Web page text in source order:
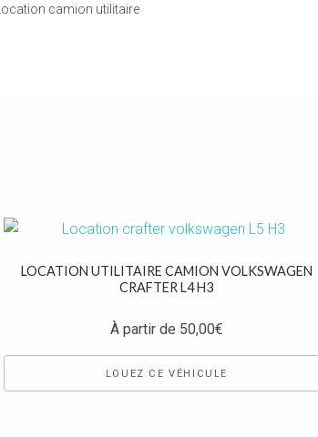
Location camion utilitaire
LOCATION UTILITAIRE CAMION VOLKSWAGEN
CRAFTER L4 H3
À partir de 50,00€
LOUEZ CE VÉHICULE